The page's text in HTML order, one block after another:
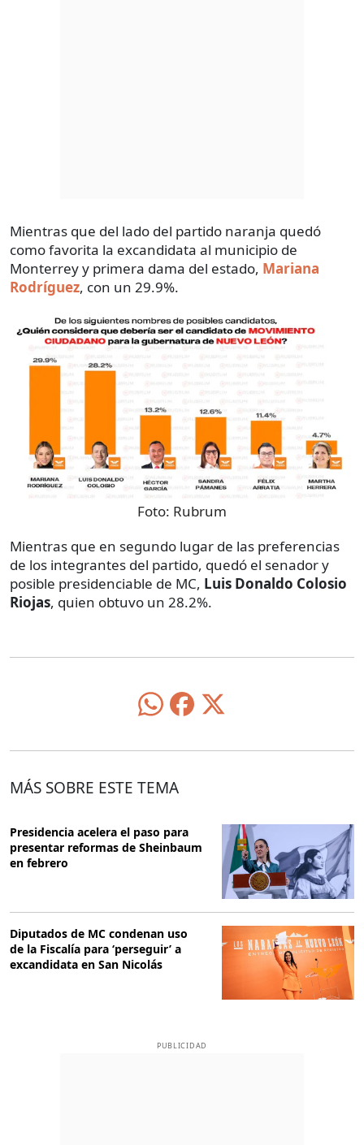
Mientras que del lado del partido naranja quedó
como favorita la excandidata al municipio de
Monterrey y primera dama del estado, Mariana
Rodríguez, con un 29.9%.
Foto: Rubrum
Mientras que en segundo lugar de las preferencias
de los integrantes del partido, quedó el senador y
posible presidenciable de MC, Luis Donaldo Colosio
Riojas, quien obtuvo un 28.2%.
MÁS SOBRE ESTE TEMA
Presidencia acelera el paso para
presentar reformas de Sheinbaum
en febrero
Diputados de MC condenan uso
de la Fiscalía para ‘perseguir’ a
excandidata en San Nicolás
PUBLICIDAD